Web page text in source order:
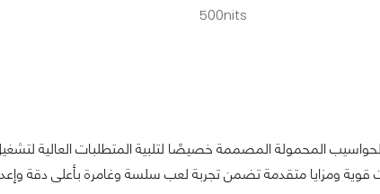
500nits
المحمولة المصممة خصيصًا لتلبية المتطلبات العالية
قوية ومزايا متقدمة تضمن تجربة لعب سلسة وغامرة بأعلى دقة